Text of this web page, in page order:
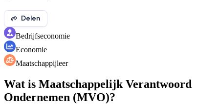
Delen
Bedrijfseconomie
Economie
Maatschappijleer
Wat is Maatschappelijk Verantwoord
Ondernemen (MVO)?